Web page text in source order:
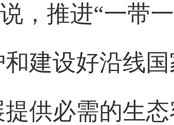
，推进“一带
建设好沿线
供必需的生